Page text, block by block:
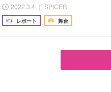
2022.3.4 ｜ SPICER
レポート 舞台